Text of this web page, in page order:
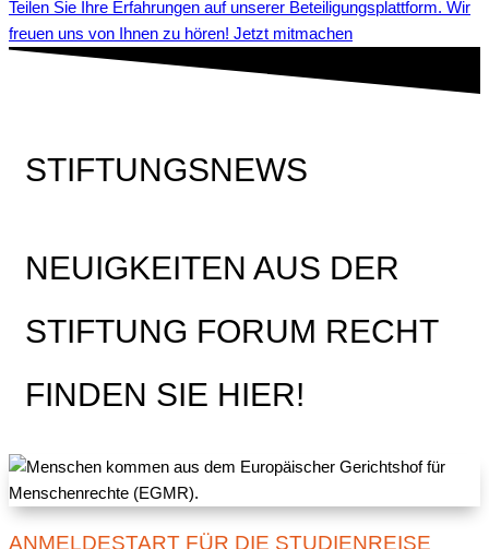
Teilen Sie Ihre Erfahrungen auf unserer Beteiligungsplattform. Wir
freuen uns von Ihnen zu hören! Jetzt mitmachen
STIFTUNGSNEWS
NEUIGKEITEN AUS DER
STIFTUNG FORUM RECHT
FINDEN SIE HIER!
ANMELDESTART FÜR DIE STUDIENREISE